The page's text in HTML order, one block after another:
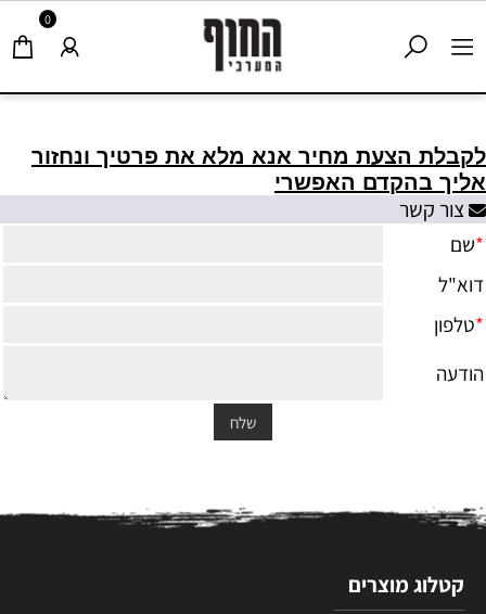
0
לקבלת הצעת מחיר אנא מלא את פרטיך ונחזור
אליך בהקדם האפשרי
צור קשר
קטלוג מוצרים